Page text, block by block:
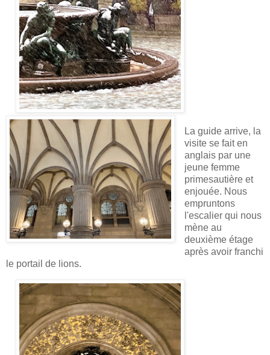
La guide arrive, la
visite se fait en
anglais par une
jeune femme
primesautière et
enjouée. Nous
empruntons
l'escalier qui nous
mène au
deuxième étage
après avoir franchi
le portail de lions.